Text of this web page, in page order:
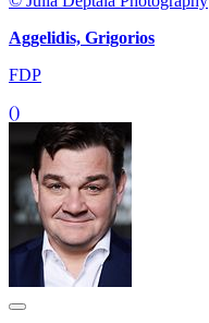
Aggelidis, Grigorios
FDP
()